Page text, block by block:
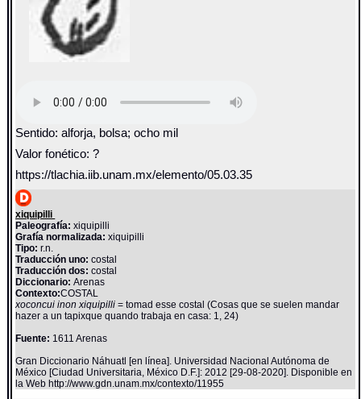
Sentido: alforja, bolsa; ocho mil
Valor fonético: ?
https://tlachia.iib.unam.mx/elemento/05.03.35
xiquipilli
Paleografía: xiquipilli
Grafía normalizada: xiquipilli
Tipo: r.n.
Traducción uno: costal
Traducción dos: costal
Diccionario:Arenas
Contexto:COSTAL
xoconcui inon xiquipilli= tomad esse costal (Cosas que se suelen mandar
hazer a un tapixque quando trabaja en casa: 1, 24)
Fuente: 1611 Arenas
Gran Diccionario Náhuatl [en línea]. Universidad Nacional Autónoma de
México [Ciudad Universitaria, México D.F.]: 2012 [29-08-2020]. Disponible en
la Web http://www.gdn.unam.mx/contexto/11955